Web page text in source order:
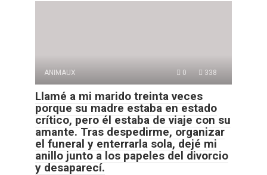
ANIMAUX 0 338
Llamé a mi marido treinta veces
porque su madre estaba en estado
crítico, pero él estaba de viaje con su
amante. Tras despedirme, organizar
el funeral y enterrarla sola, dejé mi
anillo junto a los papeles del divorcio
y desaparecí.